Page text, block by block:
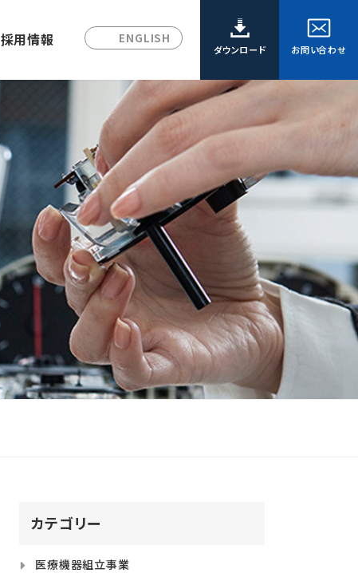
ENGLISH
ダウンロード お問い合わせ
採用情報
カテゴリー
医療機器組立事業